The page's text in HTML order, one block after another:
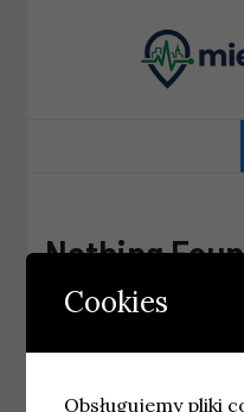
Nothing
Perhaps searching
Cookies
Obsługujemy pliki